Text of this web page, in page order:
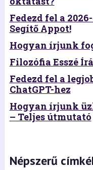
Fedezd fel a
Segítő Appot!
Hogyan írjunk
Filozófia Esszé
Fedezd fel a
ChatGPT-hez
Hogyan írjunk
– Teljes útmutató
Népszerű